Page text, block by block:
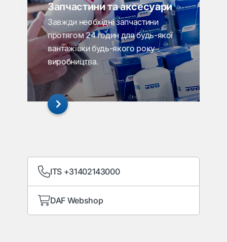
Запчастини та аксесуари
Завжди необхідні запчастини
протягом 24 годин для будь-якої
вантажівки будь-якого року
виробництва.
ITS +31402143000
DAF Webshop